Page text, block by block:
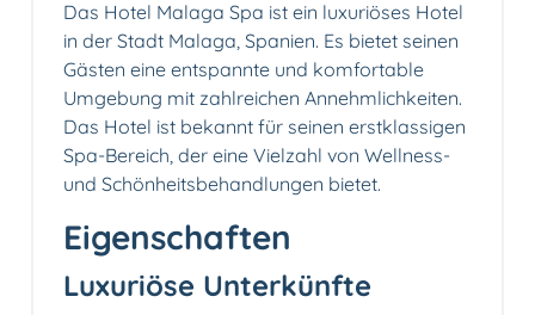
Das Hotel Malaga Spa ist ein luxuriöses Hotel
in der Stadt Malaga, Spanien. Es bietet seinen
Gästen eine entspannte und komfortable
Umgebung mit zahlreichen Annehmlichkeiten.
Das Hotel ist bekannt für seinen erstklassigen
Spa-Bereich, der eine Vielzahl von Wellness-
und Schönheitsbehandlungen bietet.
Eigenschaften
Luxuriöse Unterkünfte